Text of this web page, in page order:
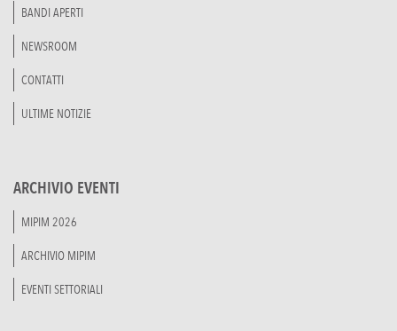
BANDI APERTI
NEWSROOM
CONTATTI
ULTIME NOTIZIE
ARCHIVIO EVENTI
MIPIM 2026
ARCHIVIO MIPIM
EVENTI SETTORIALI